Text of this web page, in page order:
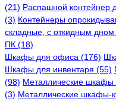
(21) Распашной контейнер
(3) Контейнеры
складные, с откидным дном
ПК (18)
Шкафы для офиса (176)
Шкафы для инвентаря (55)
(98) Металлические шкафы
(3) Металлические шкафы-